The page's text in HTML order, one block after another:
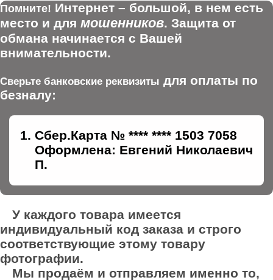
Помните! Интернет – большой, в нем есть
место и для мошенников. Защита от
обмана начинается с Вашей
внимательности.
Сверьте банковские реквизиты для оплаты по
безналу:
Сбер.Карта № **** **** 1503 7058
Оформлена: Евгений Николаевич
П.
У каждого товара имеется
индивидуальный код заказа и строго
соответствующие этому товару
фотографии.
Мы продаём и отправляем именно то,